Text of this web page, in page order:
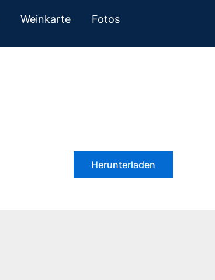
Weinkarte
Fotos
Herunterladen